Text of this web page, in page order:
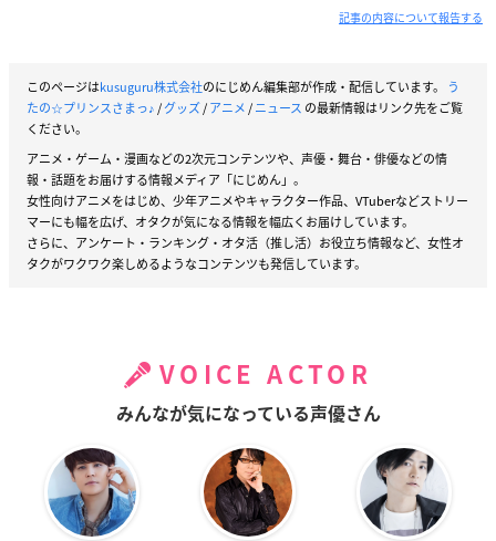
記事の内容について報告する
このページはkusuguru株式会社のにじめん編集部が作成・配信しています。
う
たの☆プリンスさまっ♪/グッズ/アニメ/ニュース の最新情報はリンク先をご覧
ください。
アニメ・ゲーム・漫画などの2次元コンテンツや、声優・舞台・俳優などの情
報・話題をお届けする情報メディア「にじめん」。
女性向けアニメをはじめ、少年アニメやキャラクター作品、VTuberなどストリー
マーにも幅を広げ、オタクが気になる情報を幅広くお届けしています。
さらに、アンケート・ランキング・オタ活（推し活）お役立ち情報など、女性オ
タクがワクワク楽しめるようなコンテンツも発信しています。
VOICE ACTOR
みんなが気になっている声優さん